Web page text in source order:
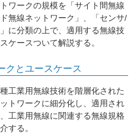
ワークの規模を「サイト間無線
無線ネットワーク」、「センサ/
に分類の上で、適用する無線技
ケースついて解説する。
クとユースケース
工業用無線技術を階層化された
トワークに細分化し、適用され
工業用無線に関連する無線規格
する。